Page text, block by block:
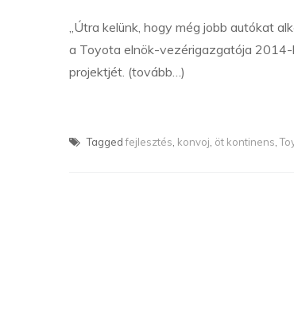
„Útra kelünk, hogy még jobb autókat
a Toyota elnök-vezérigazgatója
projektjét. (tovább…)
Taggedfejlesztés konvoj öt kontinens ,